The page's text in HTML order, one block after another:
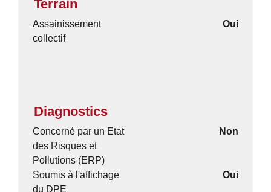
Terrain
Assainissement
collectif
Oui
Diagnostics
Concerné par un Etat
des Risques et
Pollutions (ERP)
Non
Soumis à l'affichage
du DPE
Oui